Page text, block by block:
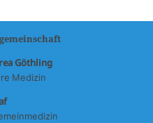
Göthling
Medizin